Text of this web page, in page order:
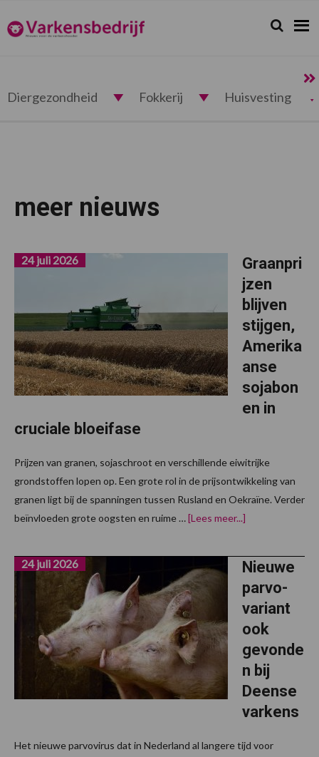
de
hoofdnavigatie
de
hoofd
de
eerste
de
voettekst
Varkensbedrijf.nl Zoeken...
Zoek
Diergezondheid Fokkerij Huisvesting
meer nieuws
Graanpri
jzen
blijven
stijgen,
Amerika
anse
sojabon
en in
cruciale bloeifase
24 juli 2026
Prijzen van granen, sojaschroot en verschillende eiwitrijke
grondstoffen lopen op. Een grote rol in de prijsontwikkeling van
granen ligt bij de spanningen tussen Rusland en Oekraïne. Verder
beïnvloeden grote oogsten en ruime …[Lees meer...]
sojabonen
in
cruciale
bloeifase
Nieuwe
parvo-
variant
ook
gevonde
n bij
Deense
varkens
24 juli 2026
Het nieuwe parvovirus dat in Nederland al langere tijd voor